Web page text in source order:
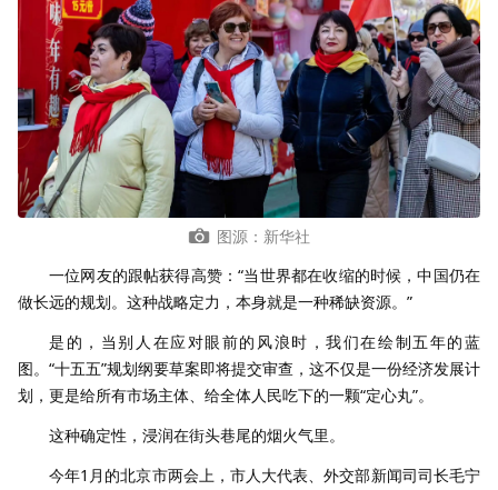
图源：新华社
一位网友的跟帖获得高赞：“当世界都在收缩的时候，中国仍在
做长远的规划。这种战略定力，本身就是一种稀缺资源。”
是的，当别人在应对眼前的风浪时，我们在绘制五年的蓝
图。“十五五”规划纲要草案即将提交审查，这不仅是一份经济发展计
划，更是给所有市场主体、给全体人民吃下的一颗“定心丸”。
这种确定性，浸润在街头巷尾的烟火气里。
今年1月的北京市两会上，市人大代表、外交部新闻司司长毛宁